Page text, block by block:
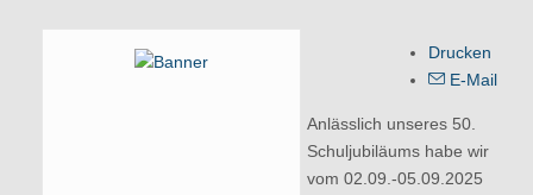
Drucken
E-Mail
Anlässlich unseres 50.
Schuljubiläums habe wir
vom 02.09.-05.09.2025